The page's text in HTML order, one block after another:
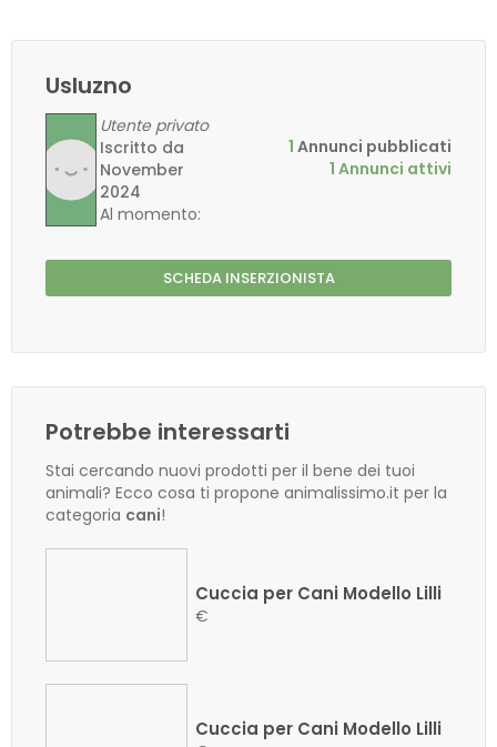
Usluzno
Utente privato
Iscritto da
November
2024
Al momento:
1 Annunci pubblicati
1 Annunci attivi
SCHEDA INSERZIONISTA
Potrebbe interessarti
Stai cercando nuovi prodotti per il bene dei tuoi
animali? Ecco cosa ti propone animalissimo.it per la
categoria cani!
Cuccia per Cani Modello Lilli
€
Cuccia per Cani Modello Lilli